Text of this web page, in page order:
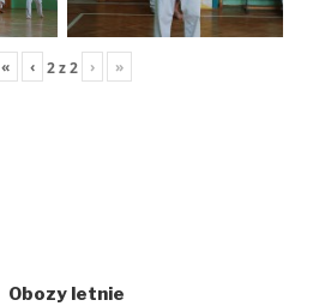
« ‹ 2z2 › »
Obozy letnie